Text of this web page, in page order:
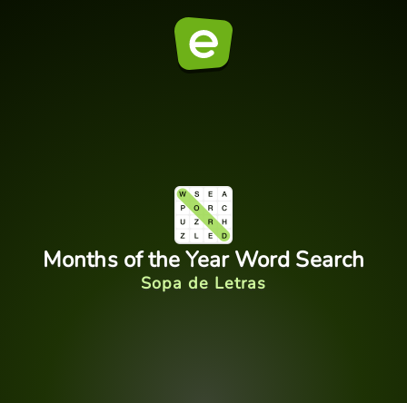
Months of the Year Word Search
Sopa de Letras